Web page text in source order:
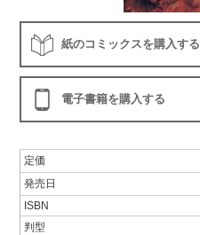
紙のコミックスを購入する
電子書籍を購入する
定価
発売日
ISBN
判型